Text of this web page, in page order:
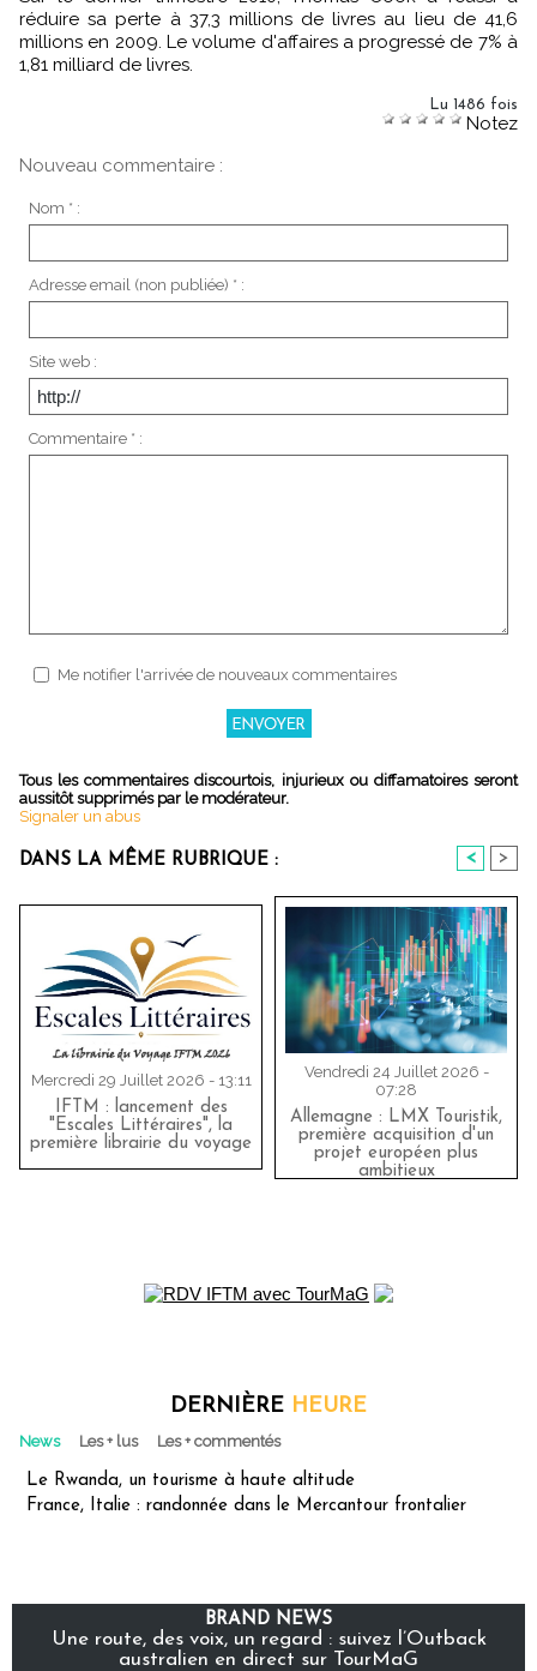
réduire sa perte à 37,3 millions de livres au lieu de 41,6
millions en 2009. Le volume d'affaires a progressé de 7% à
1,81 milliard de livres.
Lu 1486 fois
Notez
Nouveau commentaire :
Nom * :
Adresse email (non publiée) * :
Site web :
Commentaire * :
Me notifier l'arrivée de nouveaux commentaires
Tous les commentaires discourtois, injurieux ou diffamatoires seront
aussitôt supprimés par le modérateur.
Signaler un abus
DANS LA MÊME RUBRIQUE : < >
Mercredi 29 Juillet 2026 - 13:11
IFTM : lancement des
"Escales Littéraires", la
première librairie du voyage
Vendredi 24 Juillet 2026 -
07:28
Allemagne : LMX Touristik,
première acquisition d'un
projet européen plus
ambitieux
DERNIÈRE HEURE
News Les + lus Les + commentés
Le Rwanda, un tourisme à haute altitude
France, Italie : randonnée dans le Mercantour frontalier
BRAND NEWS
Une route, des voix, un regard : suivez l’Outback
australien en direct sur TourMaG